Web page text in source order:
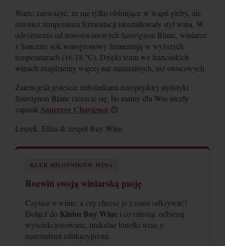
Warto zauważyć, że nie tylko obfitujące w wapń gleby, ale
również temperatura fermentacji ukształtowały styl wina. W
odróżnieniu od nowoświatowych Sauvignon Blanc, winiarze
z Sancerre sok winogronowy fermentują w wyższych
temperaturach (16-18 °C). Dzięki temu we francuskich
winach znajdziemy więcej nut mineralnych, niż owocowych.
Zatem jeśli jesteście miłośnikami europejskiej stylistyki
Sauvignon Blanc cieszcie się, bo mamy dla Was niezły
zapasik Sancerre Chavignol 😍
Leszek, Eliza & zespół Buy Wine
KLUB MIŁOŚNIKÓW WINA
Rozwiń swoją winiarską pasję
Czytasz o winie, a czy chcesz je z nami odkrywać?
Dołącz do Klubu Buy Wine i co miesiąc odbieraj
wyselekcjonowane, unikalne butelki wraz z
materiałami edukacyjnymi.